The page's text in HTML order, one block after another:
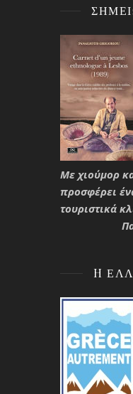
Με χιούμορ
προσφέρει
τουριστικά
H